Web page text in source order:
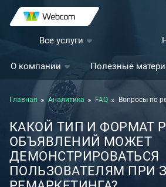
Все услуги
О компании Полезные
Главная Аналитика FAQ Вопросы по
КАКОЙ ТИП И ФОРМАТ
ОБЪЯВЛЕНИЙ МОЖЕТ
ДЕМОНСТРИРОВАТЬСЯ
ПОЛЬЗОВАТЕЛЯМ ПРИ